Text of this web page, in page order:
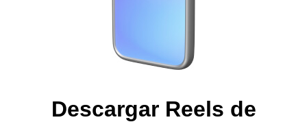
Descargar Reels de